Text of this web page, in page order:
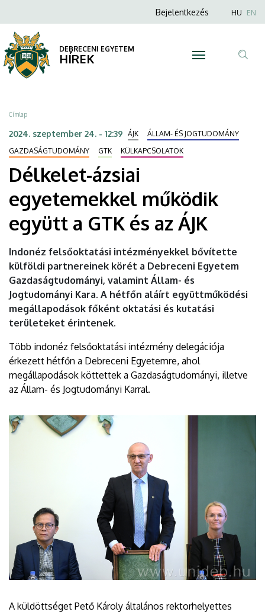
ázsiai
egyetemekkel
működik
együtt
a
GTK
és
az
ÁJK
DEBRECENI
EGYETEM
a
tartalomra
Anonim
menüje
Bejelentkezés HU EN
DEBRECENI EGYETEM
HÍREK
Morzsa
Címlap
2024. szeptember 24. - 12:39 ÁJK
ÁLLAM- ÉS JOGTUDOMÁNY
GAZDASÁGTUDOMÁNY
GTK KÜLKAPCSOLATOK
Délkelet-ázsiai
egyetemekkel működik
együtt a GTK és az ÁJK
Indonéz felsőoktatási intézményekkel bővítette
külföldi partnereinek körét a Debreceni Egyetem
Gazdaságtudományi, valamint Állam- és
Jogtudományi Kara. A hétfőn aláírt együttműködési
megállapodások főként oktatási és kutatási
területeket érintenek.
Több indonéz felsőoktatási intézmény delegációja
érkezett hétfőn a Debreceni Egyetemre, ahol
megállapodások köttettek a Gazdaságtudományi, illetve
az Állam- és Jogtudományi Karral.
A küldöttséget Pető Károly általános rektorhelyettes